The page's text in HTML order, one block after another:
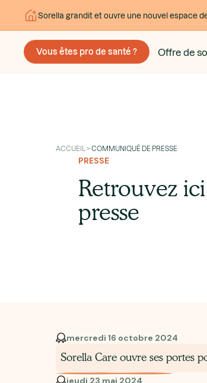
Sorella grandit et ouvre une nouvel espace
Vous êtes pro de santé ? Offre de
ACCUEIL >COMMUNIQUÉ DE PRESSE
PRESSE
Retrouvez
presse
mercredi 16 octobre 2024
Sorella Care ouvre ses portes
jeudi 23 mai 2024